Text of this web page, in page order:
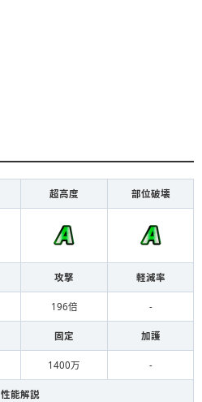
超高度 部位破壊
攻撃 軽減率
196倍 -
固定 加護
1400万 -
性能解説